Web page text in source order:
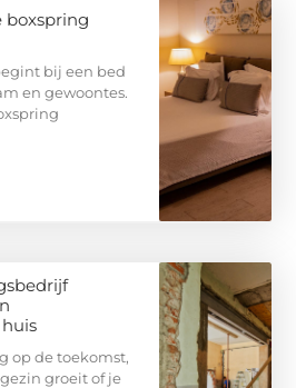
boxspring
bij een bed
en gewoontes.
op de toekomst,
groeit of je